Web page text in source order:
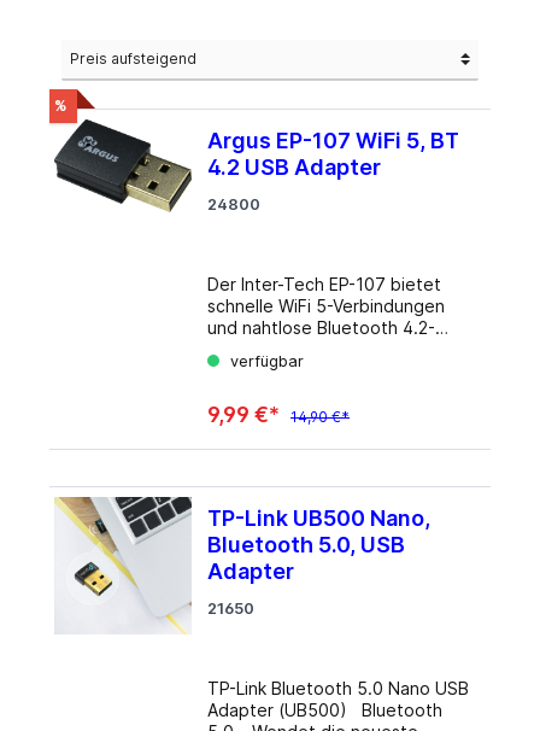
%
Argus EP-107 WiFi 5, BT
4.2 USB Adapter
24800
Der Inter-Tech EP-107 bietet
schnelle WiFi 5-Verbindungen
und nahtlose Bluetooth 4.2-
kompakten Design. Egal, ob Sie
Heimnetzwerk erweitern
Installation ermöglicht eine
schnelle Inbetriebnahme,
während die fortschrittliche
Technologie eine stabile und
schnelle Datenübertragung
Anbindung: 1x USB-A 2.0
(Stecker) Verbindung: 1x WLAN
verfügbar
9,99 €* 14,90 €*
TP-Link UB500 Nano,
Bluetooth 5.0, USB
Adapter
21650
TP-Link Bluetooth 5.0 Nano USB
Adapter (UB500) Bluetooth